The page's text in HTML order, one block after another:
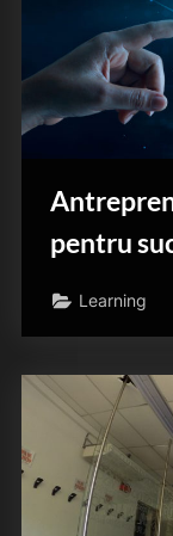
pentru
Learning